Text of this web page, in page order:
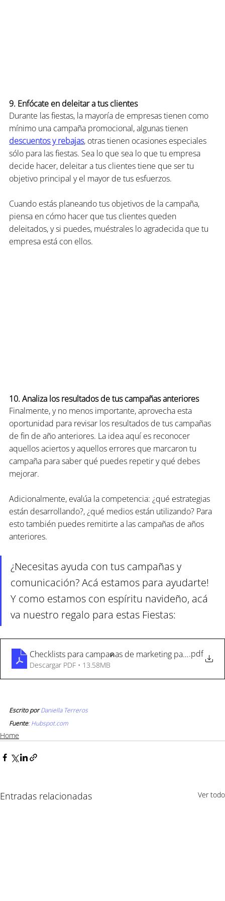
9. Enfócate en deleitar a tus clientes
Durante las fiestas, la mayoría de empresas tienen como
mínimo una campaña promocional, algunas tienen
descuentos y rebajas, otras tienen ocasiones especiales
sólo para las fiestas. Sea lo que sea lo que tu empresa
decide hacer, deleitar a tus clientes tiene que ser tu
objetivo principal y el mayor de tus esfuerzos.
Cuando estás planeando tus objetivos de la campaña,
piensa en cómo hacer que tus clientes queden
deleitados, y si puedes, muéstrales lo agradecida que tu
empresa está con ellos.
10. Analiza los resultados de tus campañas anteriores
Finalmente, y no menos importante, aprovecha esta
oportunidad para revisar los resultados de tus campañas
de fin de año anteriores. La idea aquí es reconocer
aquellos aciertos y aquellos errores que marcaron tu
campaña para saber qué puedes repetir y qué debes
mejorar.
Adicionalmente, evalúa la competencia: ¿qué estrategias
están desarrollando?, ¿qué medios están utilizando? Para
esto también puedes remitirte a las campañas de años
anteriores.
¿Necesitas ayuda con tus campañas y
comunicación? Acá estamos para ayudarte!
Y como estamos con espíritu navideño, acá
va nuestro regalo para estas Fiestas:
Checklists para campaคas de marketing para fiestas
.pdf
Descargar PDF • 13.58MB
Escrito por Daniella Terreros
Fuente: Hubspot.com
Home
Entradas relacionadas Ver todo